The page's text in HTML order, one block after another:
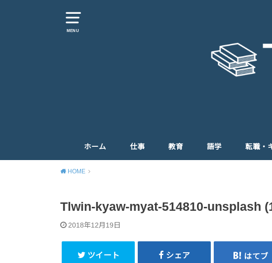
MENU
ホーム 仕事 教育 語学 転職・
HOME
Tlwin-kyaw-myat-514810-unsplash
2018年12月19日
ツイート シェア はてブ